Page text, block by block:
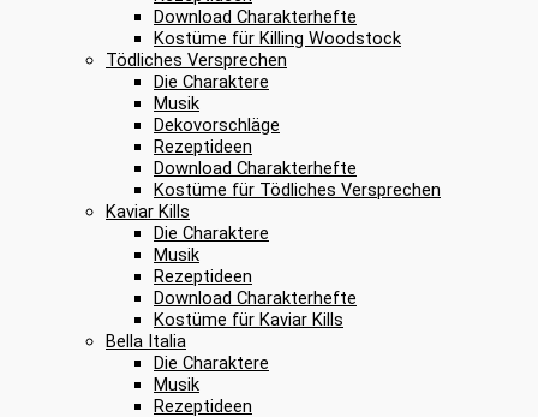
Download Charakterhefte
Kostüme für Killing Woodstock
Tödliches Versprechen
Die Charaktere
Musik
Dekovorschläge
Rezeptideen
Download Charakterhefte
Kostüme für Tödliches Versprechen
Kaviar Kills
Die Charaktere
Musik
Rezeptideen
Download Charakterhefte
Kostüme für Kaviar Kills
Bella Italia
Die Charaktere
Musik
Rezeptideen